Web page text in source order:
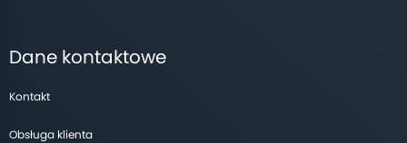
Dane kontaktowe
Kontakt
Obsługa klienta